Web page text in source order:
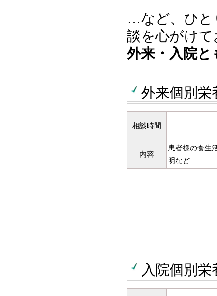
…など、ひと
談を心がけ
外来・入院
外来個別
相談時間
内容
患者様の食生
明など
入院個別